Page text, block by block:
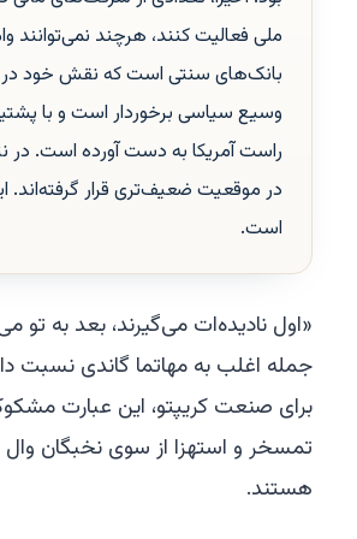
ملی فعالیت کنند، هرچند نمی‌توانند
بانک‌های سنتی است که نقش خود در
وسیع سیاسی برخوردار است و با
راست آمریکا به دست آورده است. در
در موقعیت ضعیف‌تری قرار گرفته‌اند.
است.
«اول نادیده‌ات می‌گیرند، بعد به
جمله اغلب به مهاتما گاندی نسبت
برای صنعت کریپتو، این عبارت
تمسخر و استهزا از سوی نخبگان وال
هستند.